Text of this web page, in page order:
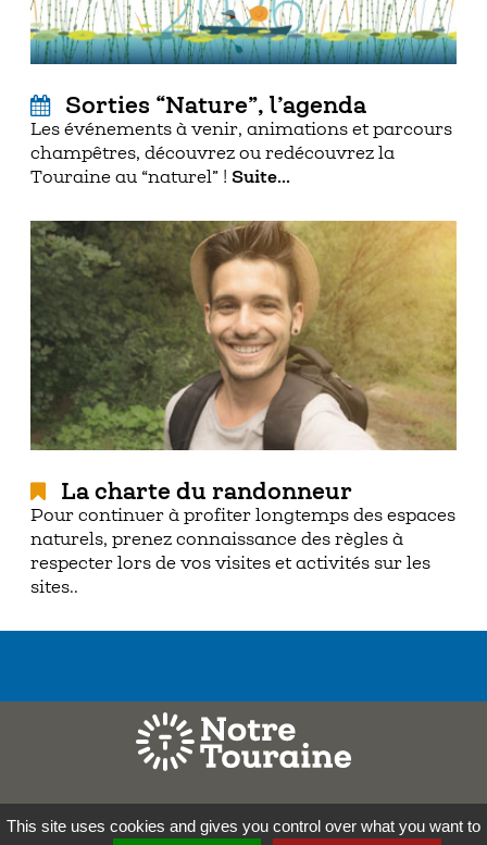
Sorties “Nature”, l’agenda
Les événements à venir, animations et parcours
champêtres, découvrez ou redécouvrez la
Touraine au “naturel” ! Suite...
La charte du randonneur
Pour continuer à profiter longtemps des espaces
naturels, prenez connaissance des règles à
respecter lors de vos visites et activités sur les
sites..
Contact
This site uses cookies and gives you control over what you want to